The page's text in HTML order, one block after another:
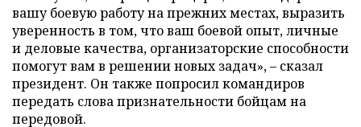
вашу боевую работу на прежних местах, выразить
уверенность в том, что ваш боевой опыт, личные
и деловые качества, организаторские способности
помогут вам в решении новых задач», – сказал
президент. Он также попросил командиров
передать слова признательности бойцам на
передовой.